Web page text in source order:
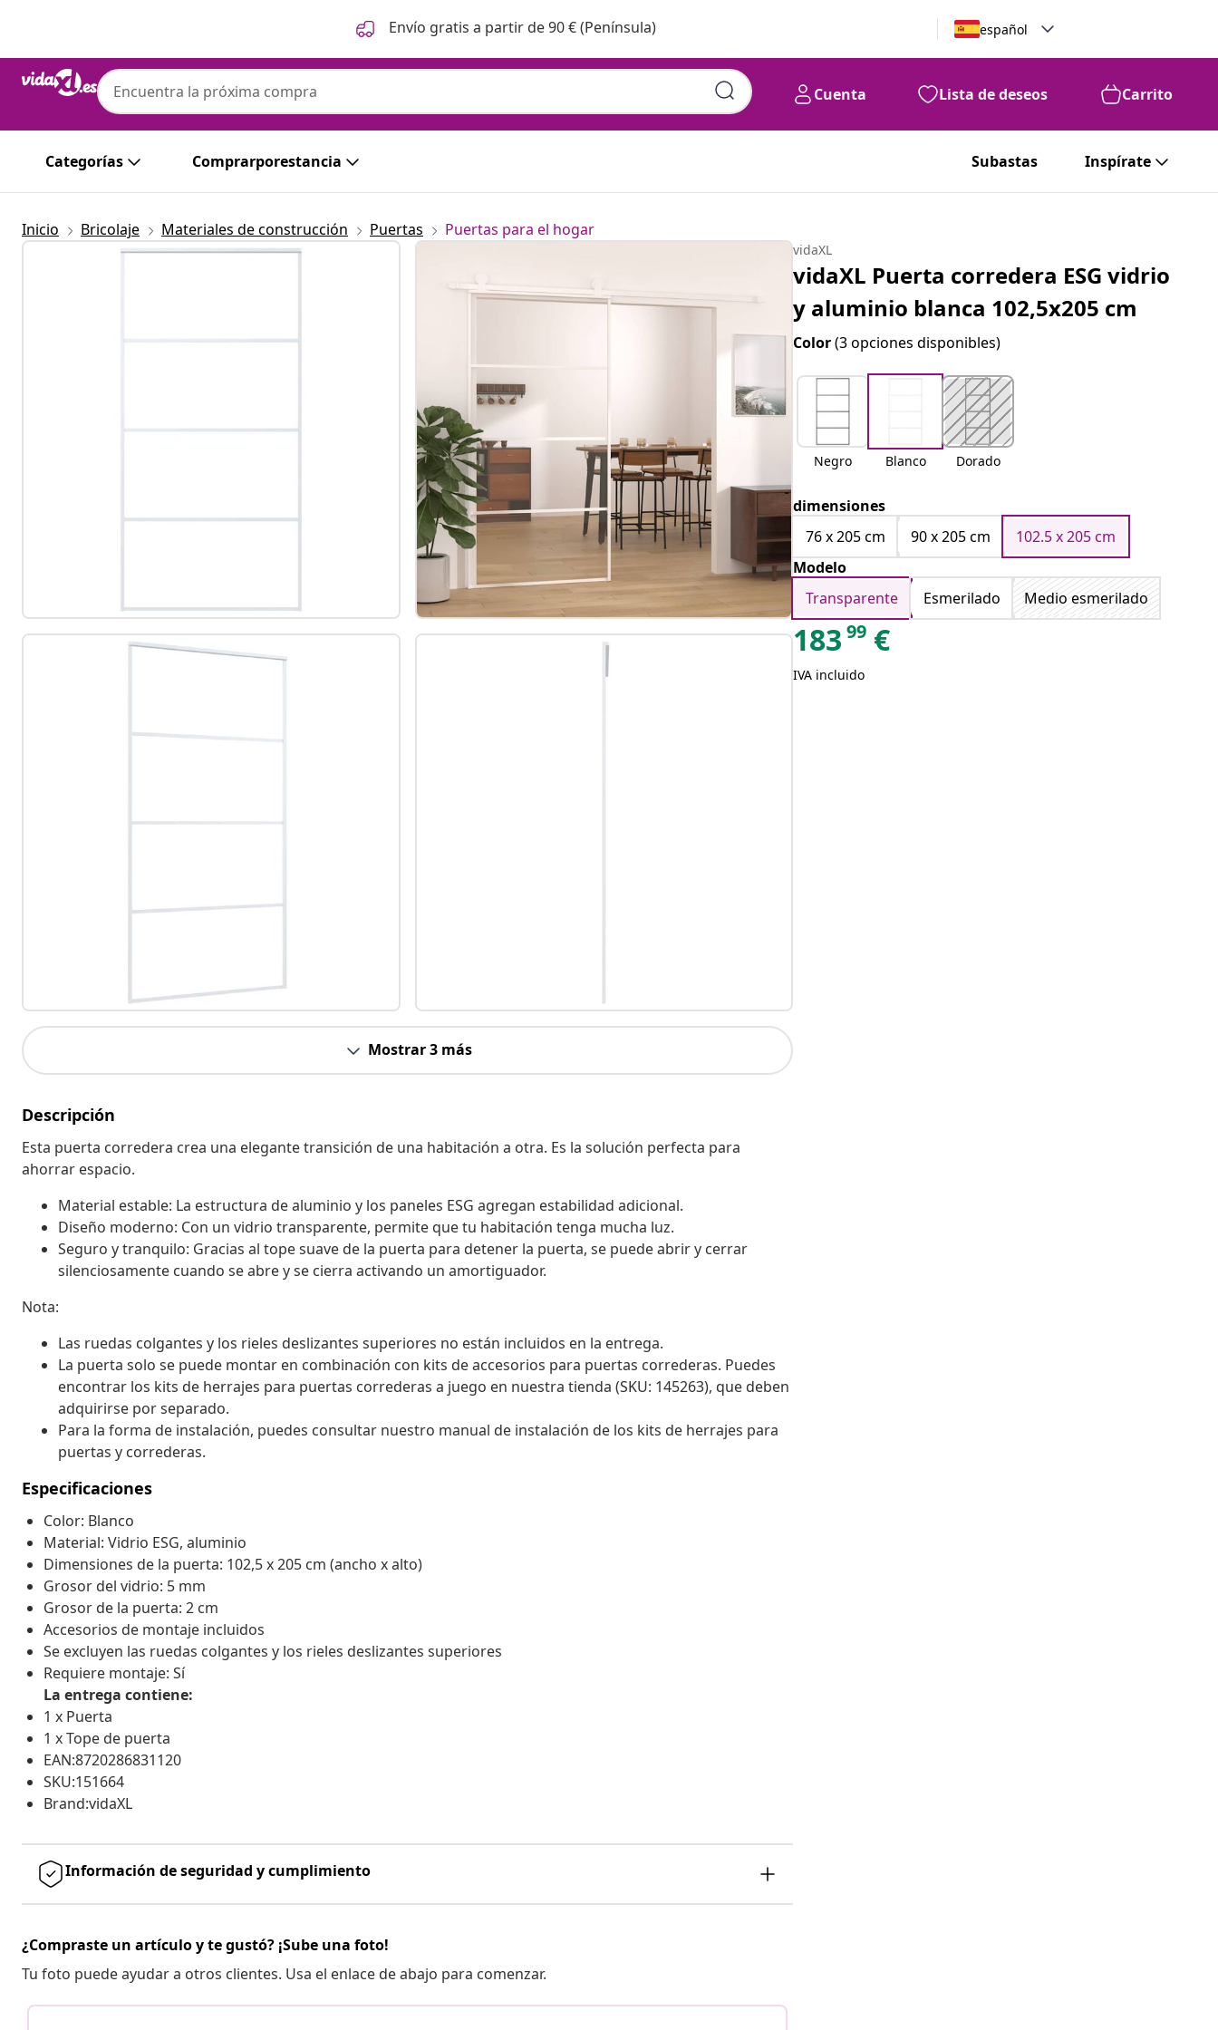
Envío gratis a partir de 90 € (Península) español
Cuenta Lista de deseos Carrito
Categorías Comprarporestancia Subastas Inspírate
Inicio Bricolaje Materiales de construcción Puertas Puertas para el hogar
Mostrar 3 más
Descripción
Esta puerta corredera crea una elegante transición de una habitación a otra. Es la solución perfecta para
ahorrar espacio.
Material estable: La estructura de aluminio y los paneles ESG agregan estabilidad adicional.
Diseño moderno: Con un vidrio transparente, permite que tu habitación tenga mucha luz.
Seguro y tranquilo: Gracias al tope suave de la puerta para detener la puerta, se puede abrir y cerrar
silenciosamente cuando se abre y se cierra activando un amortiguador.
Nota:
Las ruedas colgantes y los rieles deslizantes superiores no están incluidos en la entrega.
La puerta solo se puede montar en combinación con kits de accesorios para puertas correderas. Puedes
encontrar los kits de herrajes para puertas correderas a juego en nuestra tienda (SKU: 145263), que deben
adquirirse por separado.
Para la forma de instalación, puedes consultar nuestro manual de instalación de los kits de herrajes para
puertas y correderas.
Especificaciones
Color: Blanco
Material: Vidrio ESG, aluminio
Dimensiones de la puerta: 102,5 x 205 cm (ancho x alto)
Grosor del vidrio: 5 mm
Grosor de la puerta: 2 cm
Accesorios de montaje incluidos
Se excluyen las ruedas colgantes y los rieles deslizantes superiores
Requiere montaje: Sí
La entrega contiene:
1 x Puerta
1 x Tope de puerta
EAN:8720286831120
SKU:151664
Brand:vidaXL
Información de seguridad y cumplimiento
¿Compraste un artículo y te gustó? ¡Sube una foto!
Tu foto puede ayudar a otros clientes. Usa el enlace de abajo para comenzar.
vidaXL
vidaXL Puerta corredera ESG vidrio
y aluminio blanca 102,5x205 cm
Color(3 opciones disponibles)
Negro Blanco Dorado
dimensiones
76 x 205 cm
90 x 205 cm
102.5 x 205 cm
Modelo
Transparente
Esmerilado Medio esmerilado
183 99 €
IVA incluido